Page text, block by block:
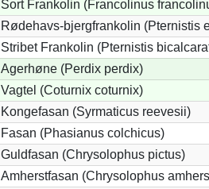
Sort Frankolin (Francolinus
Rødehavs-bjergfrankolin (Pternistis
Stribet Frankolin (Pternistis
Agerhøne (Perdix perdix)
Vagtel (Coturnix coturnix)
Kongefasan (Syrmaticus reevesii)
Fasan (Phasianus colchicus)
Guldfasan (Chrysolophus pictus)
Amherstfasan (Chrysolophus